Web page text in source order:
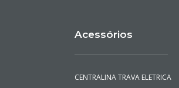
Acessórios
CENTRALINA TRAVA ELETRICA